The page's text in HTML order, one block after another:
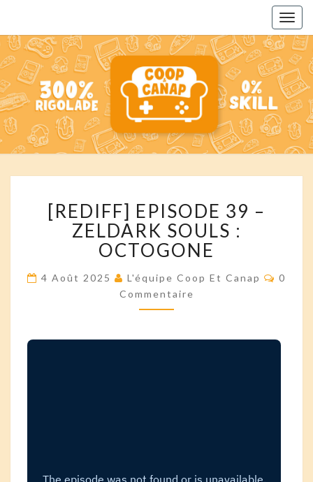
COOP
ET
CANAP'
Des
Podcasts
Pour
Toute La
Famille
EPISODE
39
–
ZELDARK
SOULS
OCTOGONE
[REDIFF] EPISODE 39 –
ZELDARK SOULS :
OCTOGONE
4 Août 2025 L'équipe Coop Et Canap
0
Commentaire